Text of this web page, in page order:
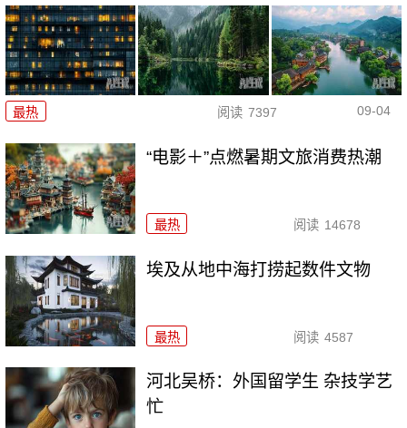
最热 阅读 7397 09-04
“电影＋”点燃暑期文旅消费热潮
最热 阅读 14678
埃及从地中海打捞起数件文物
最热 阅读 4587
河北吴桥：外国留学生 杂技学艺
忙